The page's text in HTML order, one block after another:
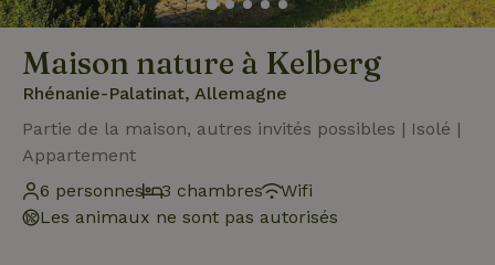
Maison nature à Kelberg
Rhénanie-Palatinat, Allemagne
Partie de la maison, autres invités possibles | Isolé |
Appartement
6 personnes
3 chambres
Wifi
Les animaux ne sont pas autorisés